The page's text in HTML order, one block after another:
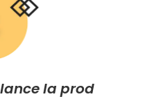
la prod